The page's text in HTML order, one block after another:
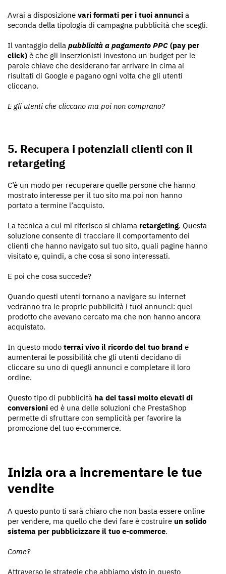
Avrai a disposizione vari formati per i tuoi annunci a
seconda della tipologia di campagna pubblicità che scegli.
Il vantaggio della pubblicità a pagamento PPC (pay per
click) è che gli inserzionisti investono un budget per le
parole chiave che desiderano far arrivare in cima ai
risultati di Google e pagano ogni volta che gli utenti
cliccano.
E gli utenti che cliccano ma poi non comprano?
5. Recupera i potenziali clienti con il
retargeting
C’è un modo per recuperare quelle persone che hanno
mostrato interesse per il tuo sito ma poi non hanno
portato a termine l’acquisto.
La tecnica a cui mi riferisco si chiama retargeting. Questa
soluzione consente di tracciare il comportamento dei
clienti che hanno navigato sul tuo sito, quali pagine hanno
visitato e, quindi, a che cosa si sono interessati.
E poi che cosa succede?
Quando questi utenti tornano a navigare su internet
vedranno tra le proprie pubblicità i tuoi annunci: quel
prodotto che avevano cercato ma che non hanno ancora
acquistato.
In questo modo terrai vivo il ricordo del tuo brand e
aumenterai le possibilità che gli utenti decidano di
cliccare su uno di quegli annunci e completare il loro
ordine.
Questo tipo di pubblicità ha dei tassi molto elevati di
conversioni ed è una delle soluzioni che PrestaShop
permette di sfruttare con semplicità per favorire la
promozione del tuo e-commerce.
Inizia ora a incrementare le tue
vendite
A questo punto ti sarà chiaro che non basta essere online
per vendere, ma quello che devi fare è costruire un solido
sistema per pubblicizzare il tuo e-commerce.
Come?
Attraverso le strategie che abbiamo visto in questo